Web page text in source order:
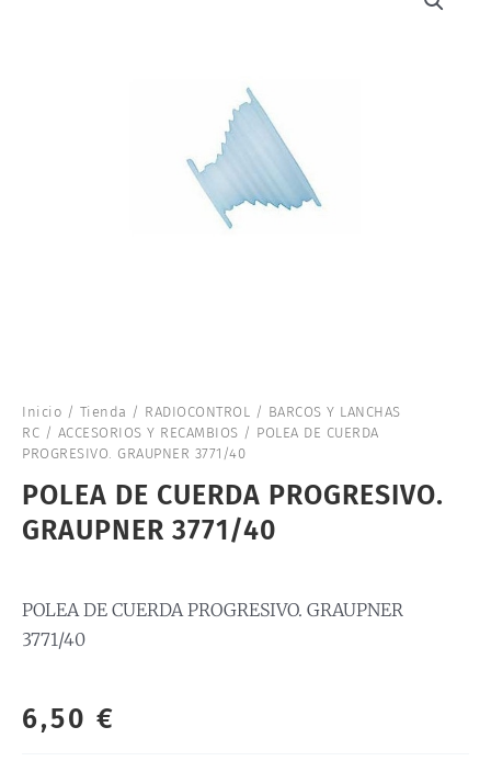
Inicio / Tienda / RADIOCONTROL / BARCOS Y LANCHAS
RC / ACCESORIOS Y RECAMBIOS / POLEA DE CUERDA
PROGRESIVO. GRAUPNER 3771/40
POLEA DE CUERDA PROGRESIVO.
GRAUPNER 3771/40
POLEA DE CUERDA PROGRESIVO. GRAUPNER
3771/40
6,50 €